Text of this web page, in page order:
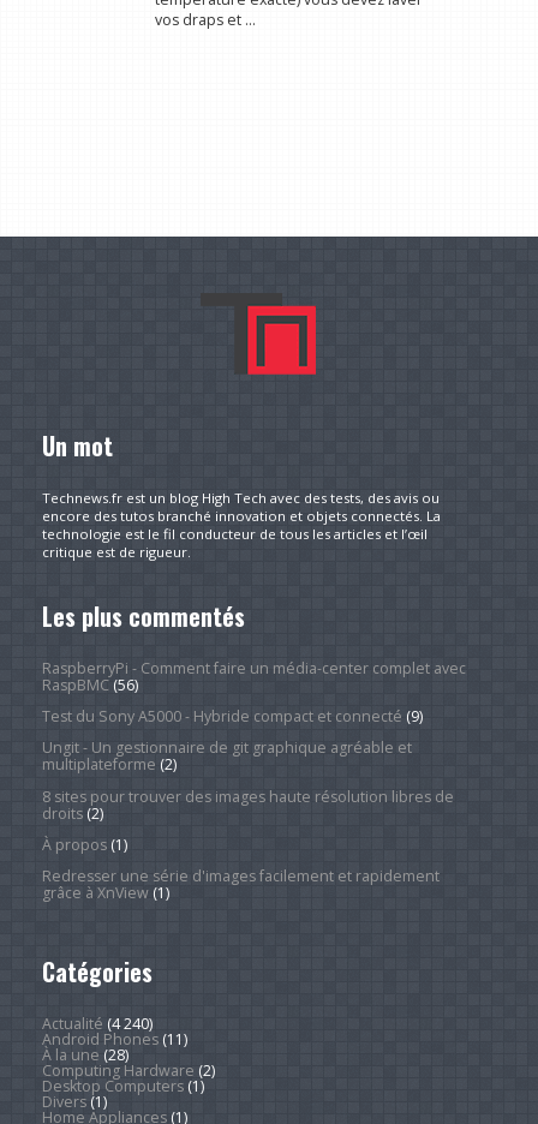
vos draps et ...
Un mot
Technews.fr est un blog High Tech avec des tests, des avis ou
encore des tutos branché innovation et objets connectés. La
technologie est le fil conducteur de tous les articles et l’œil
critique est de rigueur.
Les plus commentés
RaspberryPi - Comment faire un média-center complet avec
RaspBMC(56)
Test du Sony A5000 - Hybride compact et connecté (9)
Ungit - Un gestionnaire de git graphique agréable et
multiplateforme (2)
8 sites pour trouver des images haute résolution libres de
droits(2)
À propos(1)
Redresser une série d'images facilement et rapidement
grâce à XnView(1)
Catégories
Actualité (4 240)
Android Phones(11)
À la une (28)
Computing Hardware (2)
Desktop Computers(1)
Divers(1)
Home Appliances(1)